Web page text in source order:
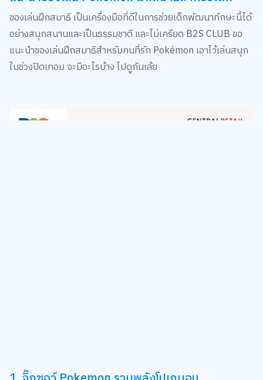
ของเล่นฝึกสมาธิ เป็นเครื่องมือที่ดีในการช่วยเด็กพัฒนาทักษะนี้ได้
อย่างสนุกสนานและเป็นธรรมชาติ และไม่เครียด B2S CLUB ขอ
แนะนำของเล่นฝึกสมาธิสำหรับคนที่รัก Pokémon เอาไว้เล่นสนุก
ในช่วงปิดเทอม จะมีอะไรบ้าง ไปดูกันเล้ย
1. จิ๊กซอว์ Pokemon รวมพลังโปเกมอน